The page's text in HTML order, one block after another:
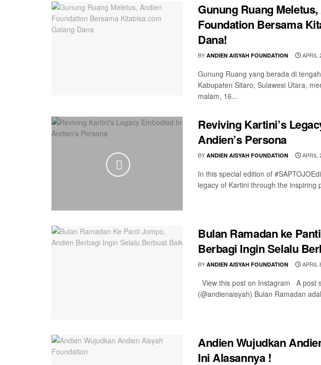
Gunung Ruang
Foundation Bersama
Dana!
BY ANDIEN AISYAH FOUNDATION APRIL
Gunung Ruang yang berada di
Kabupaten Sitaro, Sulawesi Utara,
malam, 16...
Reviving Kartini’s
Andien’s Persona
BY ANDIEN AISYAH FOUNDATION APRIL
In this special edition of
legacy of Kartini through the inspiring
Bulan Ramadan ke
Berbagi Ingin Selalu
BY ANDIEN AISYAH FOUNDATION APRIL
View this post on Instagram A post
(@andienaisyah) Bulan Ramadan
Andien Wujudkan
Ini Alasannya !